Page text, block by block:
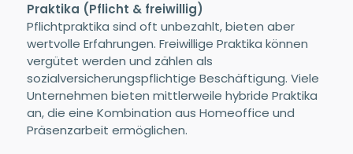
Praktika (Pflicht & freiwillig)
Pflichtpraktika sind oft unbezahlt, bieten aber
wertvolle Erfahrungen. Freiwillige Praktika können
vergütet werden und zählen als
sozialversicherungspflichtige Beschäftigung. Viele
Unternehmen bieten mittlerweile hybride Praktika
an, die eine Kombination aus Homeoffice und
Präsenzarbeit ermöglichen.